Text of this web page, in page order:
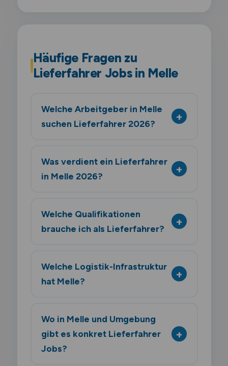
Häufige Fragen zu
Lieferfahrer Jobs in Melle
Welche Arbeitgeber in Melle
suchen Lieferfahrer 2026?
Was verdient ein Lieferfahrer
in Melle 2026?
Welche Qualifikationen
brauche ich als Lieferfahrer?
Welche Logistik-Infrastruktur
hat Melle?
Wo in Melle und Umgebung
gibt es konkret Lieferfahrer
Jobs?